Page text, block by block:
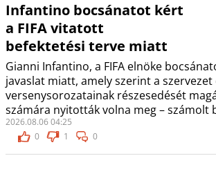
Infantino bocsánatot kért
a FIFA vitatott
befektetési terve miatt
Gianni Infantino, a FIFA elnöke
javaslat miatt, amely szerint a szervezet
versenysorozatainak részesedését
számára nyitották volna meg – számolt
2026.08.06 04:25
0
1 0